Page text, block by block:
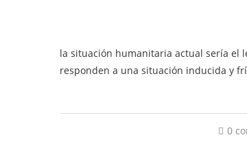
la situación humanitaria actual sería el
responden a una situación inducida y
0